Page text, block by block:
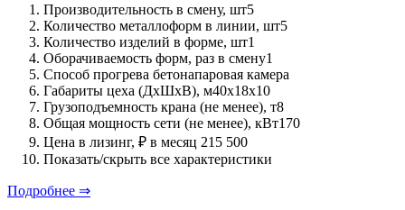
Производительность в смену, шт5
Количество металлоформ в линии, шт5
Количество изделий в форме, шт1
Оборачиваемость форм, раз в смену1
Способ прогрева бетонапаровая камера
Габариты цеха (ДхШхВ), м40х18х10
Грузоподъемность крана (не менее), т8
Общая мощность сети (не менее), кВт170
Цена в лизинг, ₽ в месяц 215 500
Показать/скрыть все характеристики
Подробнее ⇒